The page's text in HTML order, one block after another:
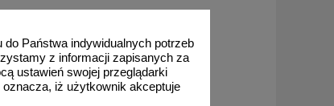
do Państwa indywidualnych potrzeb
z informacji zapisanych za
ustawień swojej przeglądarki
iż użytkownik akceptuje